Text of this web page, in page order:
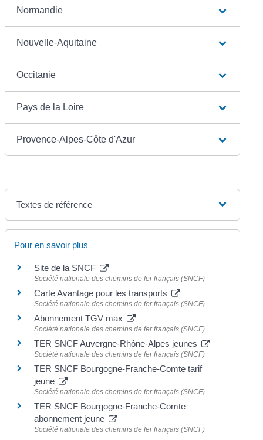
Normandie
Nouvelle-Aquitaine
Occitanie
Pays de la Loire
Provence-Alpes-Côte d'Azur
Textes de référence
Pour en savoir plus
Site de la SNCF
Société nationale des chemins de fer français (SNCF)
Carte Avantage pour les transports
Société nationale des chemins de fer français (SNCF)
Abonnement TGV max
Société nationale des chemins de fer français (SNCF)
TER SNCF Auvergne-Rhône-Alpes jeunes
Société nationale des chemins de fer français (SNCF)
TER SNCF Bourgogne-Franche-Comte tarif
jeune
Société nationale des chemins de fer français (SNCF)
TER SNCF Bourgogne-Franche-Comte
abonnement jeune
Société nationale des chemins de fer français (SNCF)